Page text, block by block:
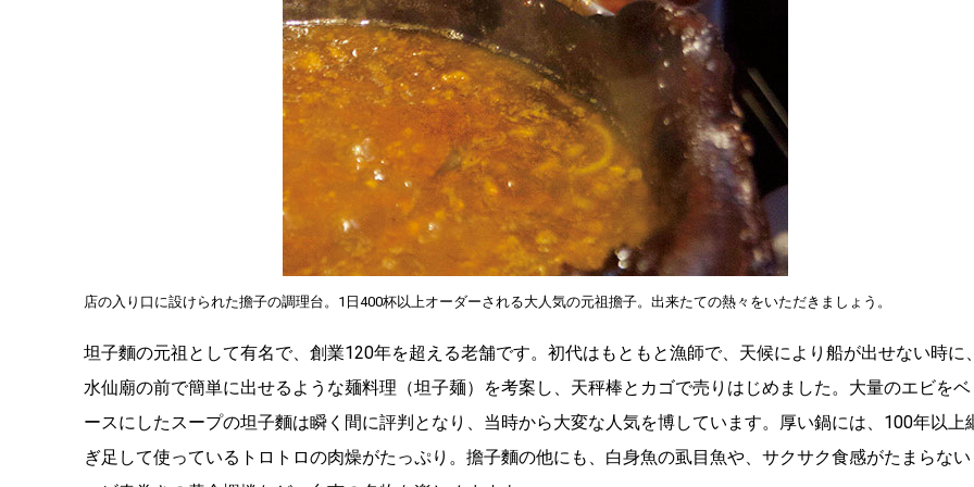
店の入り口に設けられた擔子の調理台。1日400杯以上オーダーされる大人気の元祖擔子。出来たての熱々をいただきましょう。
坦子麵の元祖として有名で、創業120年を超える老舗です。初代はもともと漁師で、天候により船が出せない時に
水仙廟の前で簡単に出せるような麺料理（坦子麺）を考案し、天秤棒とカゴで売りはじめました。大量のエビをベ
ースにしたスープの坦子麵は瞬く間に評判となり、当時から大変な人気を博しています。厚い鍋には、100年以上
ぎ足して使っているトロトロの肉燥がたっぷり。擔子麵の他にも、白身魚の虱目魚や、サクサク食感がたまらない